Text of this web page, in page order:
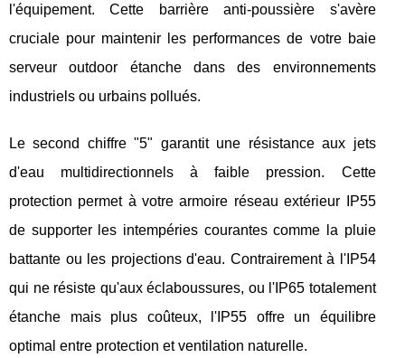
l'équipement. Cette barrière anti-poussière s'avère
cruciale pour maintenir les performances de votre baie
serveur outdoor étanche dans des environnements
industriels ou urbains pollués.
Le second chiffre "5" garantit une résistance aux jets
d'eau multidirectionnels à faible pression. Cette
protection permet à votre armoire réseau extérieur IP55
de supporter les intempéries courantes comme la pluie
battante ou les projections d'eau. Contrairement à l'IP54
qui ne résiste qu'aux éclaboussures, ou l'IP65 totalement
étanche mais plus coûteux, l'IP55 offre un équilibre
optimal entre protection et ventilation naturelle.